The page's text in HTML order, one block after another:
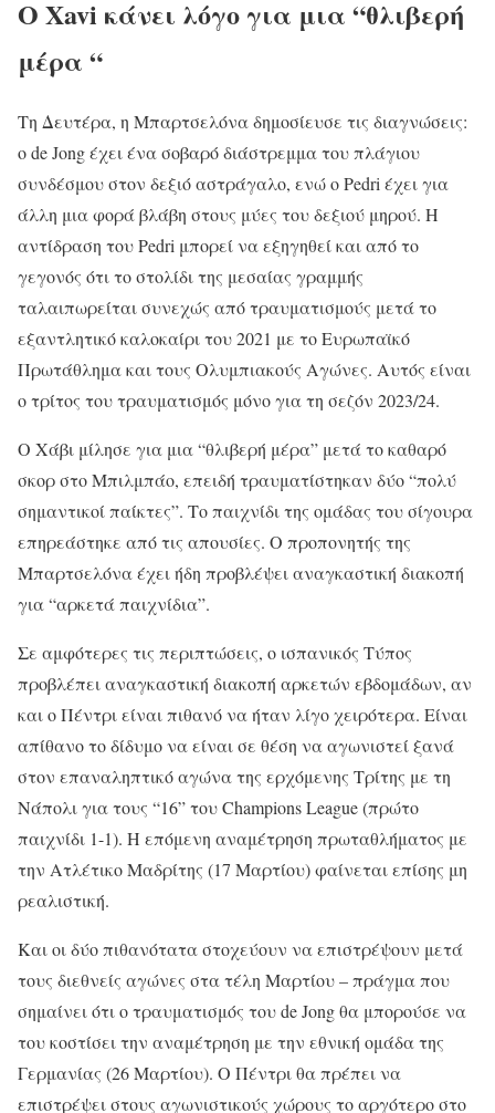
Ο Xavi κάνει λόγο για μια “θλιβερή
μέρα “
Τη Δευτέρα, η Μπαρτσελόνα δημοσίευσε τις διαγνώσεις:
ο de Jong έχει ένα σοβαρό διάστρεμμα του πλάγιου
συνδέσμου στον δεξιό αστράγαλο, ενώ ο Pedri έχει για
άλλη μια φορά βλάβη στους μύες του δεξιού μηρού. Η
αντίδραση του Pedri μπορεί να εξηγηθεί και από το
γεγονός ότι το στολίδι της μεσαίας γραμμής
ταλαιπωρείται συνεχώς από τραυματισμούς μετά το
εξαντλητικό καλοκαίρι του 2021 με το Ευρωπαϊκό
Πρωτάθλημα και τους Ολυμπιακούς Αγώνες. Αυτός είναι
ο τρίτος του τραυματισμός μόνο για τη σεζόν 2023/24.
Ο Χάβι μίλησε για μια “θλιβερή μέρα” μετά το καθαρό
σκορ στο Μπιλμπάο, επειδή τραυματίστηκαν δύο “πολύ
σημαντικοί παίκτες”. Το παιχνίδι της ομάδας του σίγουρα
επηρεάστηκε από τις απουσίες. Ο προπονητής της
Μπαρτσελόνα έχει ήδη προβλέψει αναγκαστική διακοπή
για “αρκετά παιχνίδια”.
Σε αμφότερες τις περιπτώσεις, ο ισπανικός Τύπος
προβλέπει αναγκαστική διακοπή αρκετών εβδομάδων, αν
και ο Πέντρι είναι πιθανό να ήταν λίγο χειρότερα. Είναι
απίθανο το δίδυμο να είναι σε θέση να αγωνιστεί ξανά
στον επαναληπτικό αγώνα της ερχόμενης Τρίτης με τη
Νάπολι για τους “16” του Champions League (πρώτο
παιχνίδι 1-1). Η επόμενη αναμέτρηση πρωταθλήματος με
την Ατλέτικο Μαδρίτης (17 Μαρτίου) φαίνεται επίσης μη
ρεαλιστική.
Και οι δύο πιθανότατα στοχεύουν να επιστρέψουν μετά
τους διεθνείς αγώνες στα τέλη Μαρτίου – πράγμα που
σημαίνει ότι ο τραυματισμός του de Jong θα μπορούσε να
του κοστίσει την αναμέτρηση με την εθνική ομάδα της
Γερμανίας (26 Μαρτίου). Ο Πέντρι θα πρέπει να
επιστρέψει στους αγωνιστικούς χώρους το αργότερο στο